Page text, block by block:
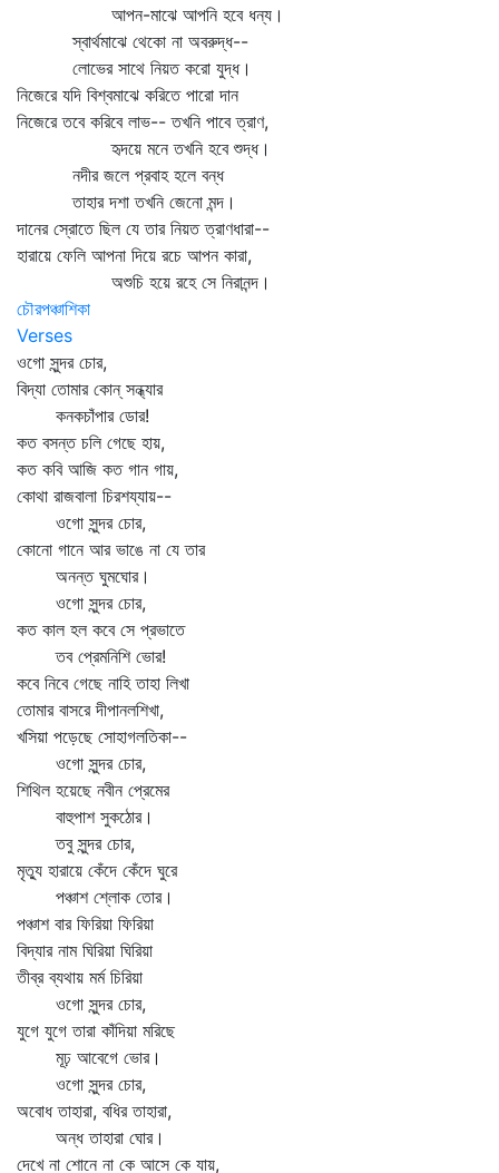
আপন-মাঝে আপনি হবে ধন্য।
স্বার্থমাঝে থেকো না অবরুদ্ধ--
লোভের সাথে নিয়ত করো যুদ্ধ।
নিজেরে যদি বিশ্বমাঝে করিতে পারো দান
নিজেরে তবে করিবে লাভ-- তখনি পাবে ত্রাণ,
হৃদয়ে মনে তখনি হবে শুদ্ধ।
নদীর জলে প্রবাহ হলে বন্ধ
তাহার দশা তখনি জেনো মন্দ।
দানের স্রোতে ছিল যে তার নিয়ত ত্রাণধারা--
হারায়ে ফেলি আপনা দিয়ে রচে আপন কারা,
অশুচি হয়ে রহে সে নিরানন্দ।
চৌরপঞ্চাশিকা
Verses
ওগো সুন্দর চোর,
বিদ্যা তোমার কোন্‌ সন্ধ্যার
কনকচাঁপার ডোর!
কত বসন্ত চলি গেছে হায়,
কত কবি আজি কত গান গায়,
কোথা রাজবালা চিরশয্যায়--
ওগো সুন্দর চোর,
কোনো গানে আর ভাঙে না যে তার
অনন্ত ঘুমঘোর।
ওগো সুন্দর চোর,
কত কাল হল কবে সে প্রভাতে
তব প্রেমনিশি ভোর!
কবে নিবে গেছে নাহি তাহা লিখা
তোমার বাসরে দীপানলশিখা,
খসিয়া পড়েছে সোহাগলতিকা--
ওগো সুন্দর চোর,
শিথিল হয়েছে নবীন প্রেমের
বাহুপাশ সুকঠোর।
তবু সুন্দর চোর,
মৃত্যু হারায়ে কেঁদে কেঁদে ঘুরে
পঞ্চাশ শ্লোক তোর।
পঞ্চাশ বার ফিরিয়া ফিরিয়া
বিদ্যার নাম ঘিরিয়া ঘিরিয়া
তীব্র ব্যথায় মর্ম চিরিয়া
ওগো সুন্দর চোর,
যুগে যুগে তারা কাঁদিয়া মরিছে
মূঢ় আবেগে ভোর।
ওগো সুন্দর চোর,
অবোধ তাহারা, বধির তাহারা,
অন্ধ তাহারা ঘোর।
দেখে না শোনে না কে আসে কে যায়,